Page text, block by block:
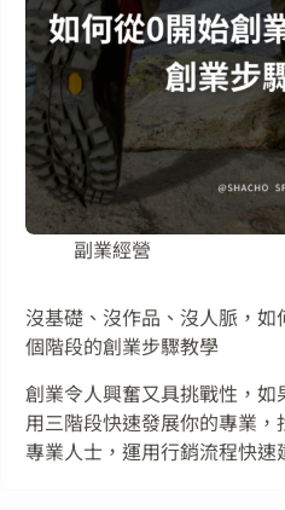
副業經營
沒基礎、沒作品、沒人脈，如
個階段的創業步驟教學
創業令人興奮又具挑戰性，如
用三階段快速發展你的專業
專業人士，運用行銷流程快速